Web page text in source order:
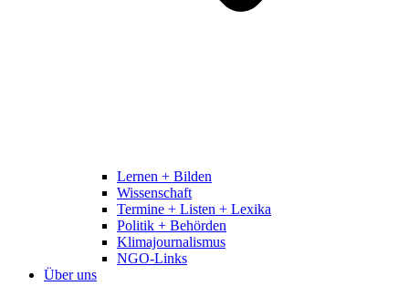
Lernen + Bilden
Wissenschaft
Termine + Listen + Lexika
Politik + Behörden
Klimajournalismus
NGO-Links
Über uns